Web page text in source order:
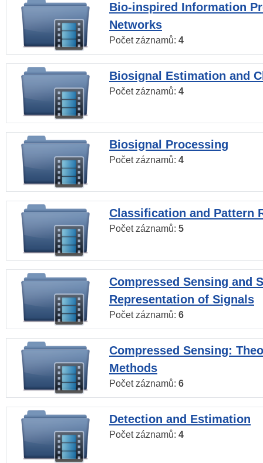
Bio-inspired Information
Networks
Počet záznamů: 4
Biosignal Estimation and
Počet záznamů: 4
Biosignal Processing
Počet záznamů: 4
Classification and Pattern
Počet záznamů: 5
Compressed Sensing and
Representation of Signals
Počet záznamů: 6
Compressed Sensing:
Methods
Počet záznamů: 6
Detection and Estimation
Počet záznamů: 4